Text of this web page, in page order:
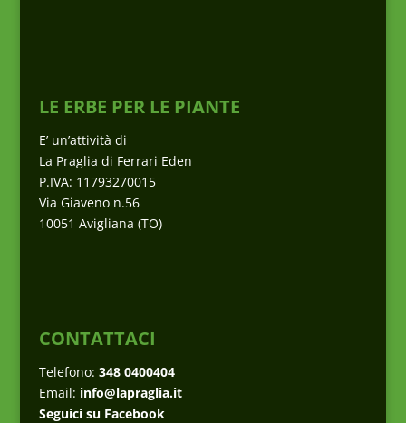
LE ERBE PER LE PIANTE
E’ un’attività di
La Praglia di Ferrari Eden
P.IVA: 11793270015
Via Giaveno n.56
10051 Avigliana (TO)
CONTATTACI
Telefono: 348 0400404
Email: info@lapraglia.it
Seguici su Facebook